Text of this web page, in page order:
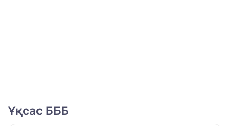
Ұқсас БББ